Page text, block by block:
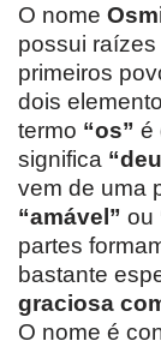
O nome
possui
primeiros
dois
termo “os” é
significa
vem de uma
“amável” ou
partes
bastante
graciosa
O nome é